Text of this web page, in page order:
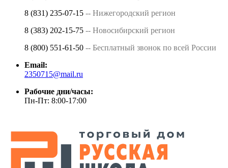
8 (831) 235-07-15 -- Нижегородский регион
8 (383) 202-15-75 -- Новосибирский регион
8 (800) 551-61-50 -- Бесплатный звонок по всей России
Email:
2350715@mail.ru
Рабочие дни/часы:
Пн-Пт: 8:00-17:00